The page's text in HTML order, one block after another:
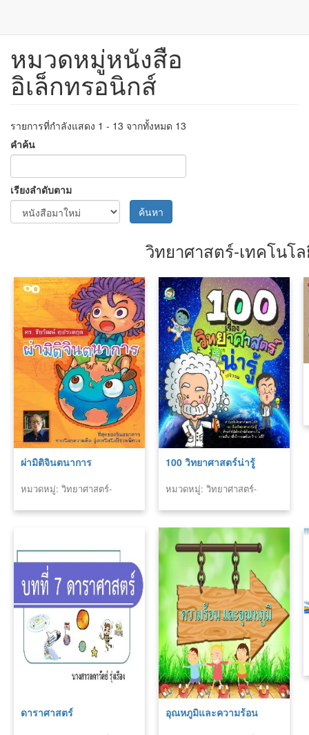
ข้าม
เนื้อหา
หมวดหมู่หนังสือ
อิเล็กทรอนิกส์
รายการที่กำลังแสดง 1 - 13 จากทั้งหมด 13
คำค้น
เรียงลำดับตาม
ค้นหา
วิทยาศาสตร์-เทคโนโ
ผ่ามิติจินตนาการ
หมวดหมู่: วิทยาศาสตร์-
100 วิทยาศาสตร์น่ารู้
หมวดหมู่: วิทยาศาสตร์-
ดาราศาสตร์ อุณหภูมิและความร้อน